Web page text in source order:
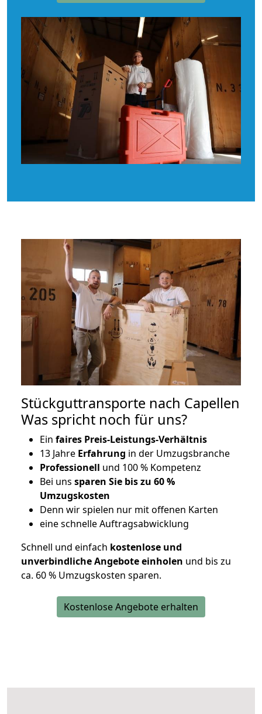
Stückguttransporte nach Capellen
Was spricht noch für uns?
Ein faires Preis-Leistungs-Verhältnis
13 Jahre Erfahrung in der Umzugsbranche
Professionell und 100 % Kompetenz
Bei uns sparen Sie bis zu 60 %
Umzugskosten
Denn wir spielen nur mit offenen Karten
eine schnelle Auftragsabwicklung
Schnell und einfach kostenlose und
unverbindliche Angebote einholen und bis zu
ca. 60 % Umzugskosten sparen.
Kostenlose Angebote erhalten